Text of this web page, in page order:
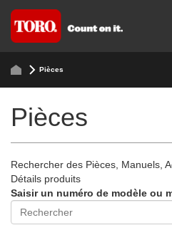
Pièces
Pièces
Rechercher des Pièces, Manuels,
Détails produits
Saisir un numéro de modèle ou